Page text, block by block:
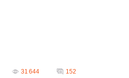
31 644 152